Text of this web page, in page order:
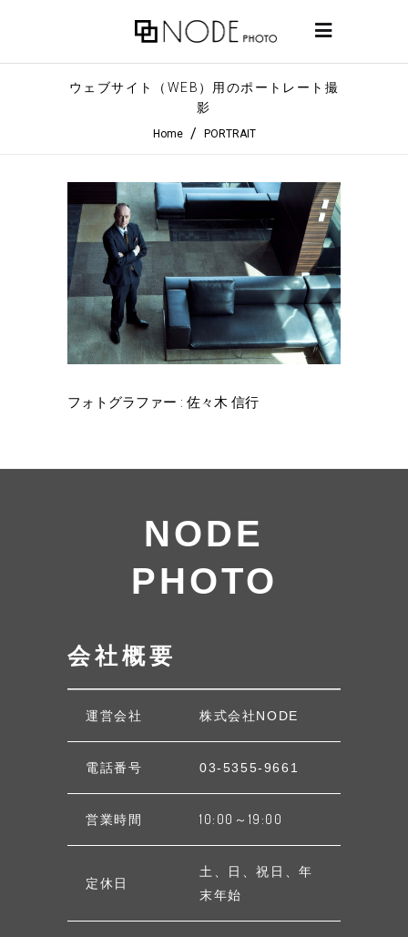
ウェブサイト（WEB）用のポートレート撮
影
Home/ PORTRAIT
フォトグラファー : 佐々木 信行
NODE
PHOTO
会社概要
運営会社 株式会社NODE
電話番号 03-5355-9661
営業時間 10:00～19:00
定休日
土、日、祝日、年
末年始